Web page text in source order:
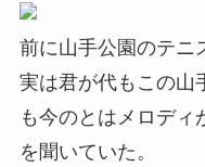
前に山手公園のテニ
実は君が代もこの山
も今のとはメロディ
を聞いていた。